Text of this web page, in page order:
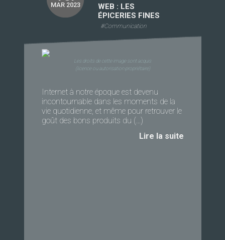
MAR 2023
WEB : LES
ÉPICERIES FINES
#Communication
Les droits de cette image sont acquis
(licence ou autorisation propriétaire)
Internet à notre époque est devenu
incontournable dans les moments de la
vie quotidienne, et même pour retrouver le
goût des bons produits du (...)
Lire la suite